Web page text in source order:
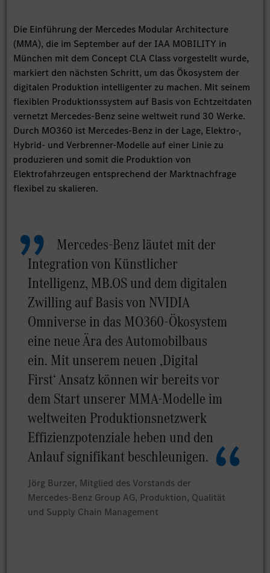
Die Einführung der Mercedes Modular Architecture
(MMA), die im September auf der IAA MOBILITY in
München mit dem Concept CLA Class vorgestellt wurde,
markiert den nächsten Schritt, um das Ökosystem der
digitalen Produktion intelligenter zu machen. Mit seinem
flexiblen Produktionssystem auf Basis von Echtzeitdaten
vernetzt Mercedes-Benz seine weltweit rund 30 Werke.
Durch MO360 ist Mercedes-Benz in der Lage, Elektro-,
Hybrid- und Verbrenner-Modelle auf einer Linie zu
produzieren und somit die Produktion von
Elektrofahrzeugen entsprechend der Marktnachfrage
flexibel zu skalieren.
Mercedes-Benz läutet mit der
Integration von Künstlicher
Intelligenz, MB.OS und dem digitalen
Zwilling auf Basis von NVIDIA
Omniverse in das MO360-Ökosystem
eine neue Ära des Automobilbaus
ein. Mit unserem neuen ‚Digital
First‘ Ansatz können wir bereits vor
dem Start unserer MMA-Modelle im
weltweiten Produktionsnetzwerk
Effizienzpotenziale heben und den
Anlauf signifikant beschleunigen.
Jörg Burzer, Mitglied des Vorstands der
Mercedes-Benz Group AG, Produktion, Qualität
und Supply Chain Management